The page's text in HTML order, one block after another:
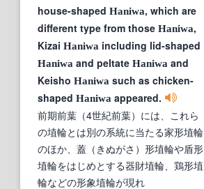
house-shaped Haniwa, which are
different type from those Haniwa,
Kizai Haniwa including lid-shaped
Haniwa and peltate Haniwa and
Keisho Haniwa such as chicken-
shaped Haniwa appeared.
前期前葉（4世紀前葉）には、これら
の埴輪とは別の系統に当たる家形埴輪
のほか、蓋（きぬがさ）形埴輪や盾形
埴輪をはじめとする器財埴輪、鶏形埴
輪などの形象埴輪が現れ